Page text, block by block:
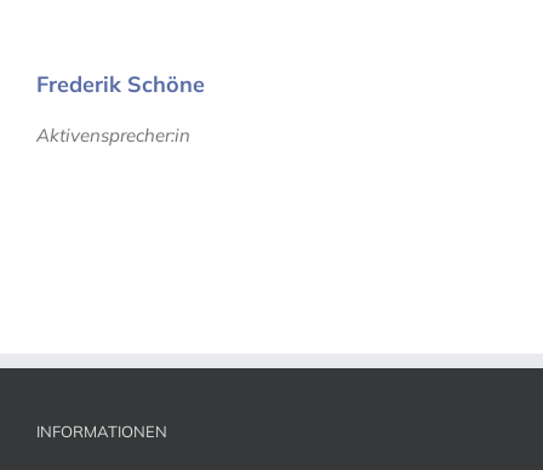
Frederik Schöne
Aktivensprecher:in
INFORMATIONEN